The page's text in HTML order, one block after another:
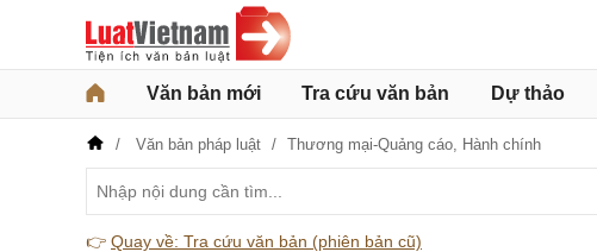
Văn bản mới Tra cứu văn bản Dự thảo
Văn bản pháp luật Thương mại-Quảng cáo, Hành chính
👉 Quay về: Tra cứu văn bản (phiên bản cũ)